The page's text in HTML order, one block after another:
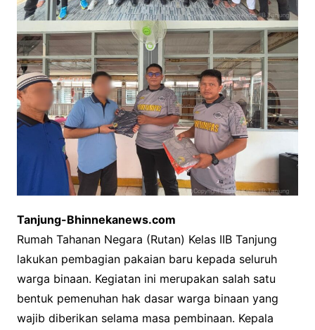
Tanjung-Bhinnekanews.com
Rumah Tahanan Negara (Rutan) Kelas IIB Tanjung
lakukan pembagian pakaian baru kepada seluruh
warga binaan. Kegiatan ini merupakan salah satu
bentuk pemenuhan hak dasar warga binaan yang
wajib diberikan selama masa pembinaan. Kepala